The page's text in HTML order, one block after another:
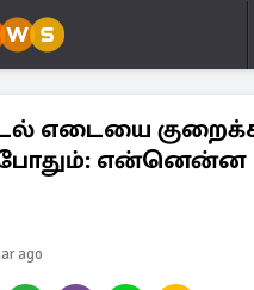
எடையை
போதும்: என்னென்ன
ago